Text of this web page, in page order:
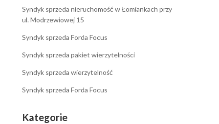
Syndyk sprzeda nieruchomość w Łomiankach przy
ul. Modrzewiowej 15
Syndyk sprzeda Forda Focus
Syndyk sprzeda pakiet wierzytelności
Syndyk sprzeda wierzytelność
Syndyk sprzeda Forda Focus
Kategorie